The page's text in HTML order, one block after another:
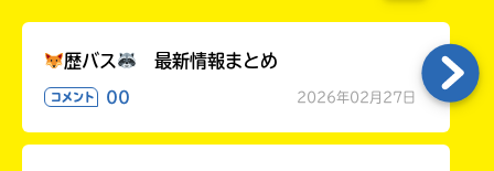
歴バス 最新情報まとめ
コメント 00 2026年02月27日